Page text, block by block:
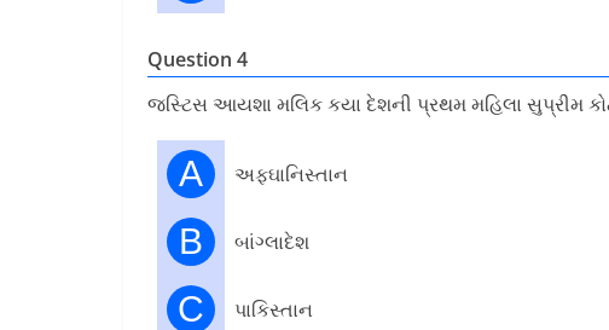
Question 4
જસ્ટિસ આયશા મલિક કયા દેશની પ્રથમ મહિલા સુપ્રીમ
A અફઘાનિસ્તાન
B બાંગ્લાદેશ
C પાકિસ્તાન